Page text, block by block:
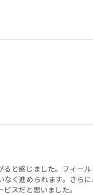
と感じました。フィー
く進められます。さら
スだと思いました。